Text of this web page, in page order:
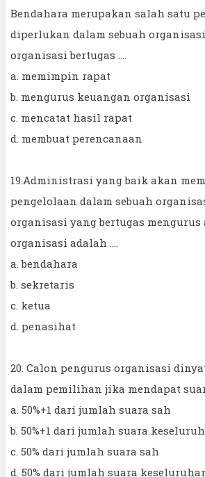
Bendahara merupakan salah satu
diperlukan dalam sebuah
organisasi bertugas ....
a. memimpin rapat
b. mengurus keuangan organisasi
c. mencatat hasil rapat
d. membuat perencanaan
19.Administrasi yang baik akan
pengelolaan dalam sebuah
organisasi yang bertugas
organisasi adalah ....
a. bendahara
b. sekretaris
c. ketua
d. penasihat
20. Calon pengurus organisasi
dalam pemilihan jika mendapat suara
a. 50%+1 dari jumlah suara sah
b. 50%+1 dari jumlah suara
c. 50% dari jumlah suara sah
d. 50% dari jumlah suara